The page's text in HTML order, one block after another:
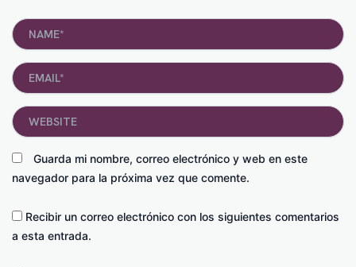
Name*
Email*
Guarda mi nombre, correo electrónico y web en este
navegador para la próxima vez que comente.
Website
Recibir un correo electrónico con los siguientes comentarios
a esta entrada.